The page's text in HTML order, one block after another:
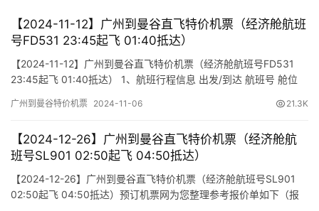
【2024-11-12】广州到曼谷直飞特价机票（经济舱航班
号FD531 23:45起飞 01:40抵达）
【2024-11-12】广州到曼谷直飞特价机票（经济舱航班号FD531
23:45起飞 01:40抵达） 1、航班行程信息 出发/到达 航班号 舱位
(class) (Departure Time) (Arrival Time) 出发(TakeOff) …
广州到曼谷特价机票 2024-11-06 21.3K
【2024-12-26】广州到曼谷直飞特价机票（经济舱航
班号SL901 02:50起飞 04:50抵达）
【2024-12-26】广州到曼谷直飞特价机票（经济舱航班号SL901
02:50起飞 04:50抵达）预订机票网为您整理参考报价单如下（报